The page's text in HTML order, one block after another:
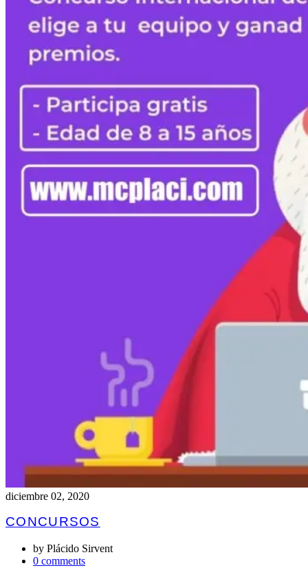
diciembre 02, 2020
CONCURSOS
by Plácido Sirvent
0 comments